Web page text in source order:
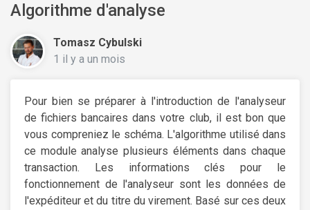
Algorithme d'analyse
Tomasz Cybulski
1 il y a un mois
Pour bien se préparer à l'introduction de l'analyseur
de fichiers bancaires dans votre club, il est bon que
vous compreniez le schéma. L'algorithme utilisé dans
ce module analyse plusieurs éléments dans chaque
transaction. Les informations clés pour le
fonctionnement de l'analyseur sont les données de
l'expéditeur et du titre du virement. Basé sur ces deux